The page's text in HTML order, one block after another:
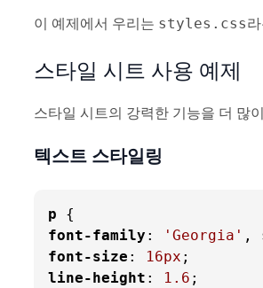
이 예제에서 우리는 styles.css
스타일 시트 사용 예제
스타일 시트의 강력한 기능을 더 많
텍스트 스타일링
p
font-family : 'Georgia'
font-size : 16px
line-height : 1.6